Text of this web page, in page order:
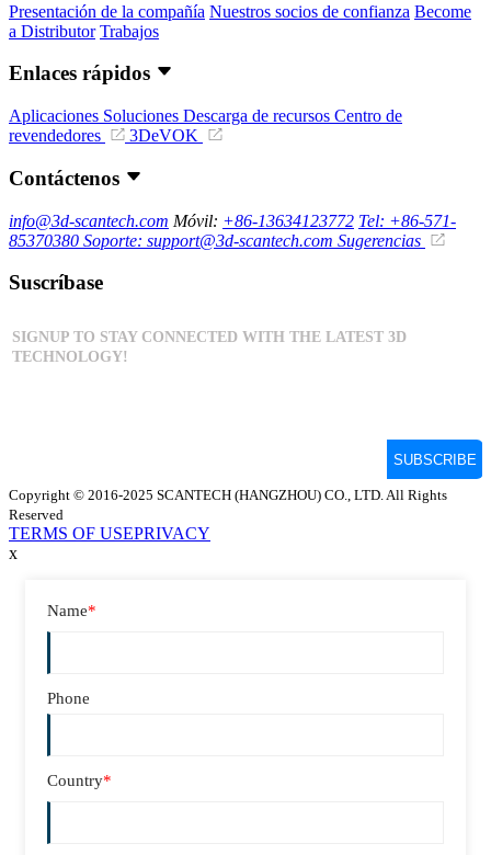
Presentación de la compañía Nuestros socios de confianza Become
a Distributor Trabajos
Enlaces rápidos
Aplicaciones Soluciones Descarga de recursos Centro de
revendedores
3DeVOK
Contáctenos
info@3d-scantech.com Móvil: +86-13634123772 Tel: +86-571-
85370380 Soporte: support@3d-scantech.com Sugerencias
Suscríbase
Copyright © 2016-2025 SCANTECH (HANGZHOU) CO., LTD. All Rights
Reserved
TERMS OF USEPRIVACY
x
Name*
Phone
Country*